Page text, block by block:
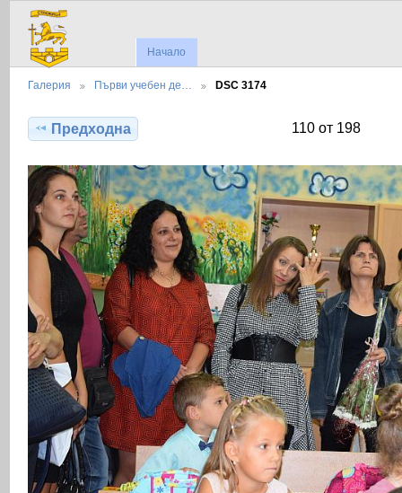
Начало
Галерия Първи учебен де… DSC 3174
Предходна 110 от 198